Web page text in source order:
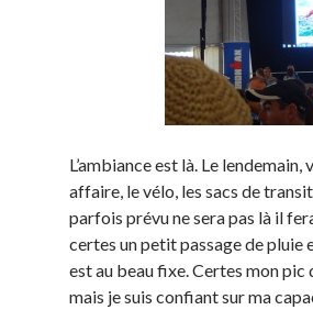
L’ambiance est là. Le
affaire, le vélo, les sacs de
parfois prévu ne sera pas là il
certes un petit passage de pluie
est au beau fixe. Certes mon
mais je suis confiant sur ma